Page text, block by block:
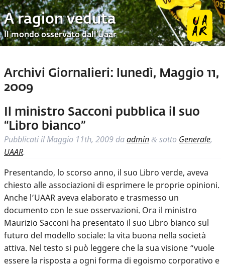
A ragion veduta
Il mondo osservato dall’Uaar
Archivi Giornalieri: lunedì, Maggio 11,
2009
Il ministro Sacconi pubblica il suo
“Libro bianco”
Pubblicati ilMaggio 11th, 2009 daadmin & sotto Generale,
UAAR.
Presentando, lo scorso anno, il suo Libro verde, aveva
chiesto alle associazioni di esprimere le proprie opinioni.
Anche l’UAAR aveva elaborato e trasmesso un
documento con le sue osservazioni. Ora il ministro
Maurizio Sacconi ha presentato il suo Libro bianco sul
futuro del modello sociale: la vita buona nella società
attiva. Nel testo si può leggere che la sua visione “vuole
essere la risposta a ogni forma di egoismo corporativo e